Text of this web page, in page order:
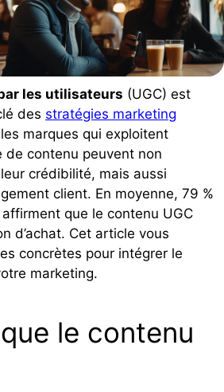
les utilisateurs (UGC) est
des stratégies marketing
marques qui exploitent
contenu peuvent non
crédibilité, mais aussi
client. En moyenne, 79 %
que le contenu UGC
d’achat. Cet article vous
concrètes pour intégrer le
marketing.
le contenu